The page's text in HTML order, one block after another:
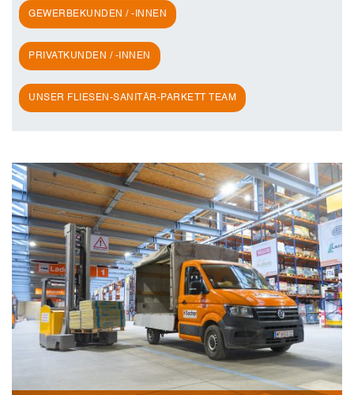
GEWERBEKUNDEN / -INNEN
PRIVATKUNDEN / -INNEN
UNSER FLIESEN-SANITÄR-PARKETT TEAM